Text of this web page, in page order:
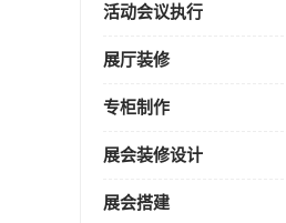
活动会议执行
展厅装修
专柜制作
展会装修设计
展会搭建